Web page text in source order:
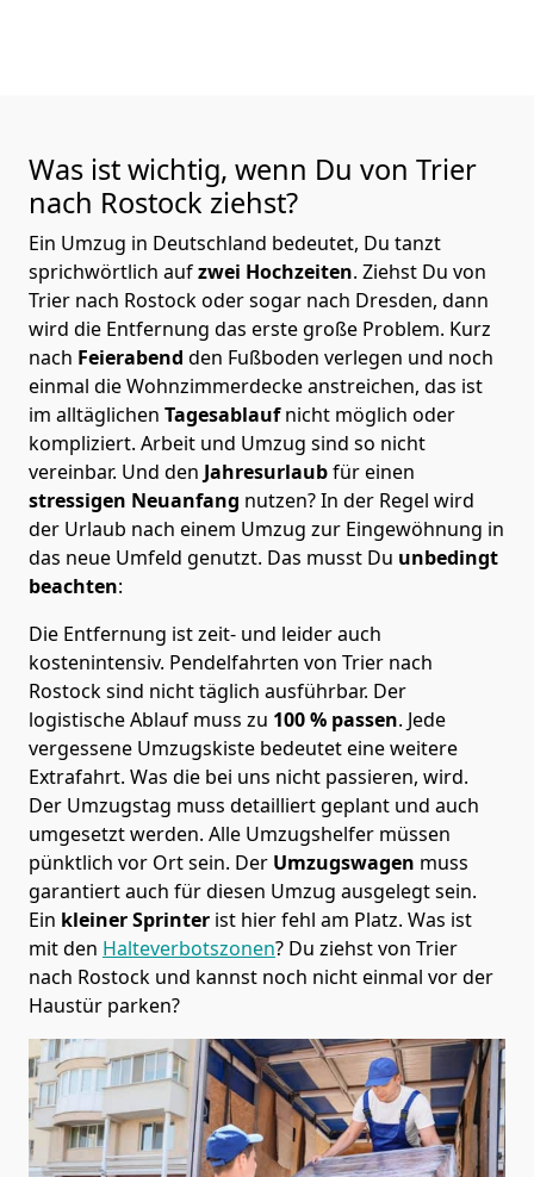
Was ist wichtig, wenn Du von Trier
nach Rostock ziehst?
Ein Umzug in Deutschland bedeutet, Du tanzt
sprichwörtlich aufzwei Hochzeiten. Ziehst Du von
Trier nach Rostock oder sogar nach Dresden, dann
wird die Entfernung das erste große Problem. Kurz
nach Feierabend den Fußboden verlegen und noch
einmal die Wohnzimmerdecke anstreichen, das ist
im alltäglichen Tagesablaufnicht möglich oder
kompliziert. Arbeit und Umzug sind so nicht
vereinbar. Und den Jahresurlaubfür einen
stressigen Neuanfang nutzen? In der Regel wird
der Urlaub nach einem Umzug zur Eingewöhnung in
das neue Umfeld genutzt. Das musst Du unbedingt
beachten:
Die Entfernung ist zeit- und leider auch
kostenintensiv. Pendelfahrten von Trier nach
Rostock sind nicht täglich ausführbar. Der
logistische Ablauf muss zu 100 % passen. Jede
vergessene Umzugskiste bedeutet eine weitere
Extrafahrt. Was die bei uns nicht passieren, wird.
Der Umzugstag muss detailliert geplant und auch
umgesetzt werden. Alle Umzugshelfer müssen
pünktlich vor Ort sein. Der Umzugswagen muss
garantiert auch für diesen Umzug ausgelegt sein.
Ein kleiner Sprinter ist hier fehl am Platz. Was ist
mit den Halteverbotszonen? Du ziehst von Trier
nach Rostock und kannst noch nicht einmal vor der
Haustür parken?